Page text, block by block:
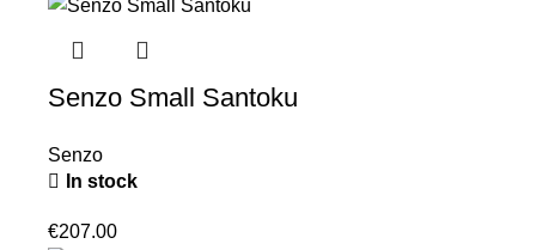
Senzo Small Santoku
Senzo
In stock
€207.00